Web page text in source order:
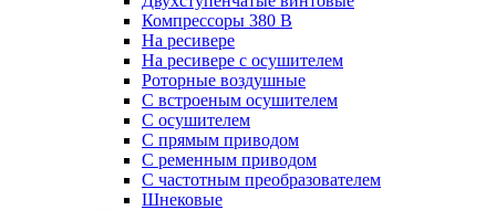
Компрессоры 380 В
На ресивере
На ресивере с осушителем
Роторные воздушные
С встроеным осушителем
С осушителем
С прямым приводом
С ременным приводом
С частотным преобразователем
Шнековые